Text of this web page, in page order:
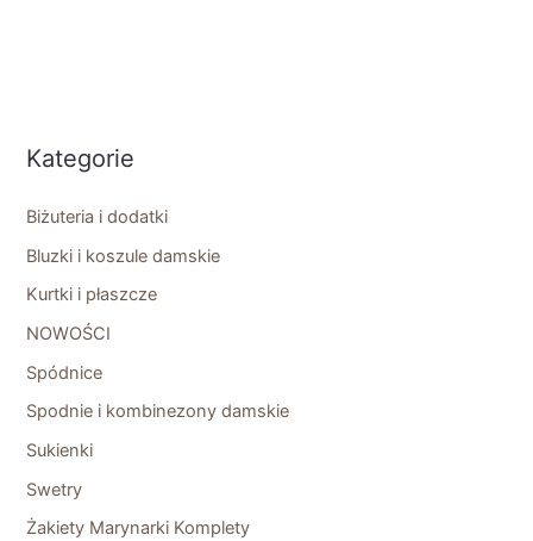
Kategorie
Biżuteria i dodatki
Bluzki i koszule damskie
Kurtki i płaszcze
NOWOŚCI
Spódnice
Spodnie i kombinezony damskie
Sukienki
Swetry
Żakiety Marynarki Komplety